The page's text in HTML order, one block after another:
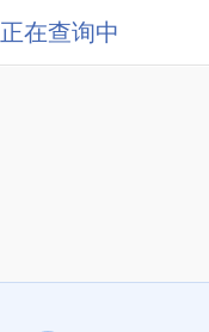
正在查询中